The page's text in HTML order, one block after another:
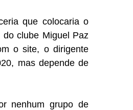
que colocaria o
do clube Miguel Paz
o site, o dirigente
mas depende de
nenhum grupo de